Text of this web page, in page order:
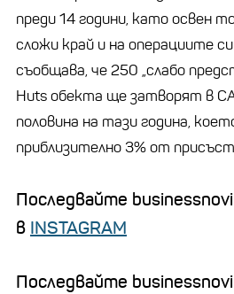
преди 14 години, като освен
сложи край и на операциите
съобщава, че 250 „слабо
Huts обекта ще затворят в
половина на тази година,
приблизително 3% от
Последвайте
в INSTAGRAM
Последвайте